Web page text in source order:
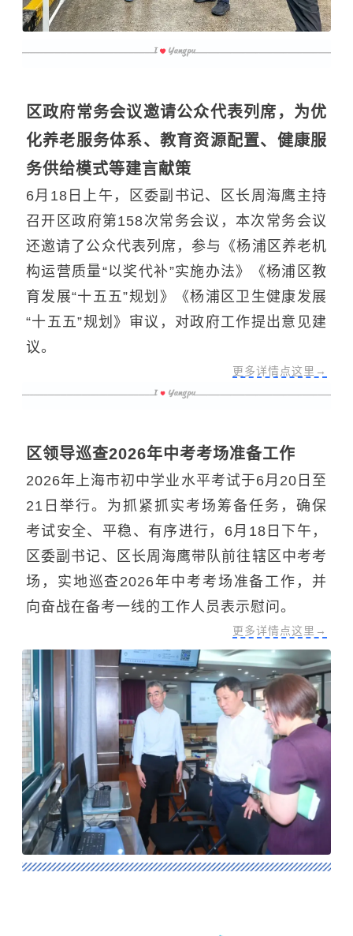
区政府常务会议邀请公众代表列席，为优
化养老服务体系、教育资源配置、健康服
务供给模式等建言献策
6月18日上午，区委副书记、区长周海鹰主持
召开区政府第158次常务会议，本次常务会议
还邀请了公众代表列席，参与《杨浦区养老机
构运营质量“以奖代补”实施办法》《杨浦区教
育发展“十五五”规划》《杨浦区卫生健康发展
“十五五”规划》审议，对政府工作提出意见建
议。
更多详情点这里→
区领导巡查2026年中考考场准备工作
2026年上海市初中学业水平考试于6月20日至
21日举行。为抓紧抓实考场筹备任务，确保
考试安全、平稳、有序进行，6月18日下午，
区委副书记、区长周海鹰带队前往辖区中考考
场，实地巡查2026年中考考场准备工作，并
向奋战在备考一线的工作人员表示慰问。
更多详情点这里→